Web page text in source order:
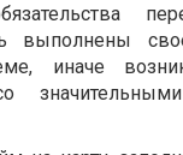
выполнены
иначе